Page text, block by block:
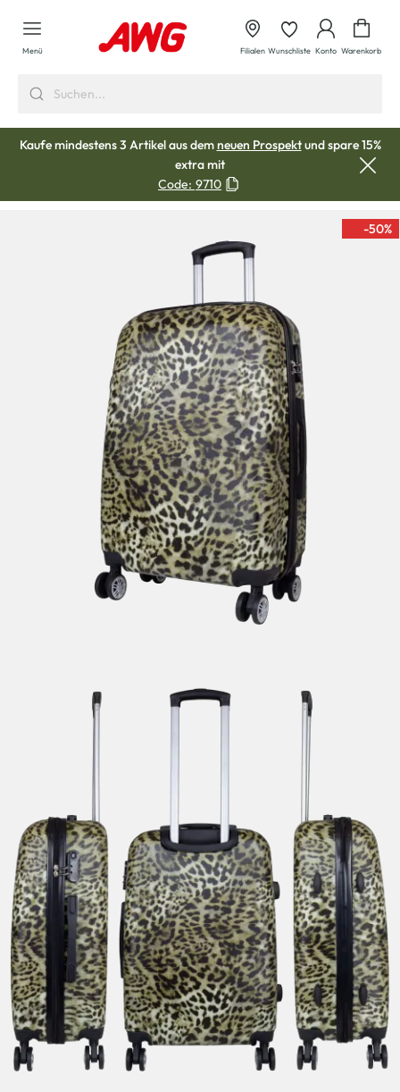
springen
Menü Filialen Wunschliste Konto Warenkorb
Kaufe mindestens 3 Artikel aus demneuen Prospektund spare 15%
extra mit
Code: 9710
-50%